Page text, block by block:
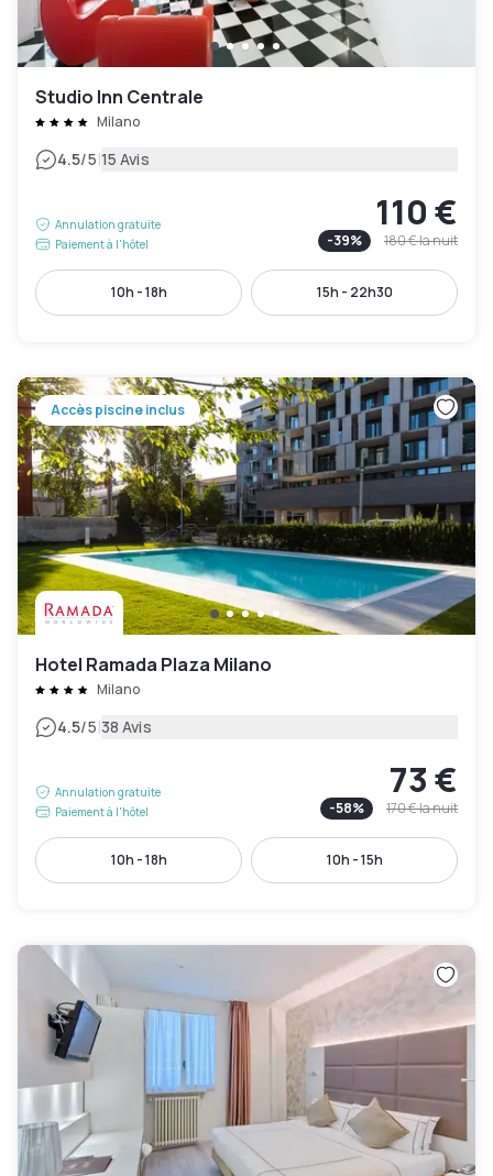
Studio Inn Centrale
Milano
4.5/5|15 Avis
Annulation gratuite
Paiement à l'hôtel
110 €
-39% 180 €la nuit
10h - 18h 15h - 22h30
Accès piscine inclus
Hotel Ramada Plaza Milano
Milano
4.5/5|38 Avis
Annulation gratuite
Paiement à l'hôtel
73 €
-58% 170 €la nuit
10h - 18h 10h - 15h